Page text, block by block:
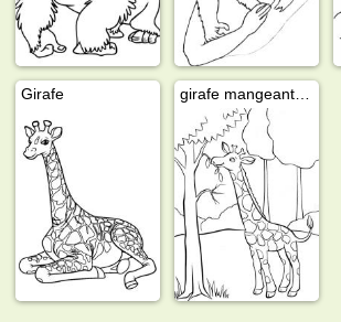
Girafe